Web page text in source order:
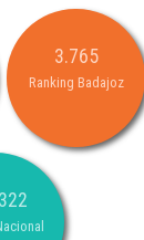
3.765
Ranking Badajoz